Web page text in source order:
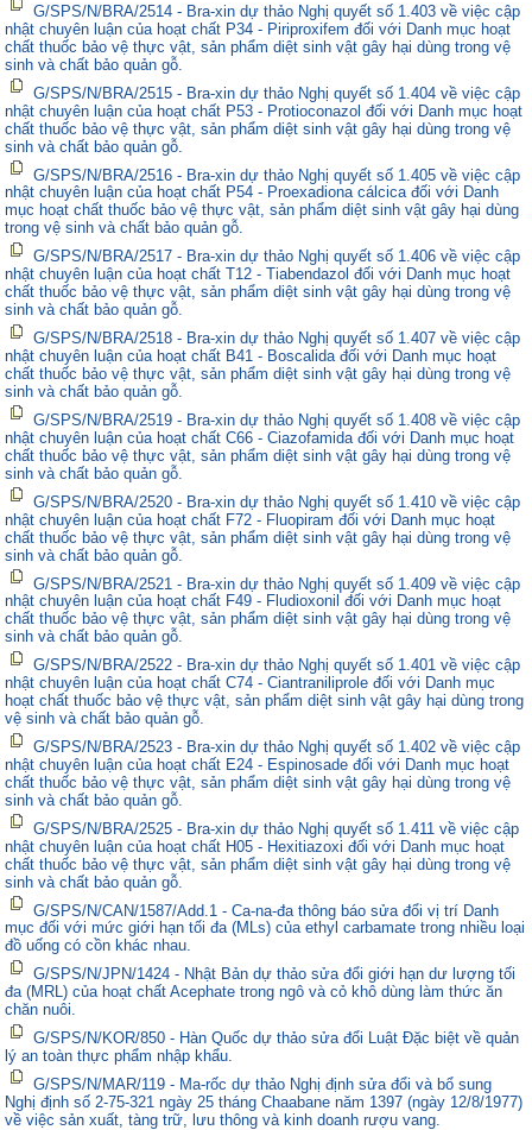
G/SPS/N/BRA/2514 - Bra-xin dự thảo Nghị quyết số 1.403 về việc cập
nhật chuyên luận của hoạt chất P34 - Piriproxifem đối với Danh mục hoạt
chất thuốc bảo vệ thực vật, sản phẩm diệt sinh vật gây hại dùng trong vệ
sinh và chất bảo quản gỗ.
G/SPS/N/BRA/2515 - Bra-xin dự thảo Nghị quyết số 1.404 về việc cập
nhật chuyên luận của hoạt chất P53 - Protioconazol đối với Danh mục hoạt
chất thuốc bảo vệ thực vật, sản phẩm diệt sinh vật gây hại dùng trong vệ
sinh và chất bảo quản gỗ.
G/SPS/N/BRA/2516 - Bra-xin dự thảo Nghị quyết số 1.405 về việc cập
nhật chuyên luận của hoạt chất P54 - Proexadiona cálcica đối với Danh
mục hoạt chất thuốc bảo vệ thực vật, sản phẩm diệt sinh vật gây hại dùng
trong vệ sinh và chất bảo quản gỗ.
G/SPS/N/BRA/2517 - Bra-xin dự thảo Nghị quyết số 1.406 về việc cập
nhật chuyên luận của hoạt chất T12 - Tiabendazol đối với Danh mục hoạt
chất thuốc bảo vệ thực vật, sản phẩm diệt sinh vật gây hại dùng trong vệ
sinh và chất bảo quản gỗ.
G/SPS/N/BRA/2518 - Bra-xin dự thảo Nghị quyết số 1.407 về việc cập
nhật chuyên luận của hoạt chất B41 - Boscalida đối với Danh mục hoạt
chất thuốc bảo vệ thực vật, sản phẩm diệt sinh vật gây hại dùng trong vệ
sinh và chất bảo quản gỗ.
G/SPS/N/BRA/2519 - Bra-xin dự thảo Nghị quyết số 1.408 về việc cập
nhật chuyên luận của hoạt chất C66 - Ciazofamida đối với Danh mục hoạt
chất thuốc bảo vệ thực vật, sản phẩm diệt sinh vật gây hại dùng trong vệ
sinh và chất bảo quản gỗ.
G/SPS/N/BRA/2520 - Bra-xin dự thảo Nghị quyết số 1.410 về việc cập
nhật chuyên luận của hoạt chất F72 - Fluopiram đối với Danh mục hoạt
chất thuốc bảo vệ thực vật, sản phẩm diệt sinh vật gây hại dùng trong vệ
sinh và chất bảo quản gỗ.
G/SPS/N/BRA/2521 - Bra-xin dự thảo Nghị quyết số 1.409 về việc cập
nhật chuyên luận của hoạt chất F49 - Fludioxonil đối với Danh mục hoạt
chất thuốc bảo vệ thực vật, sản phẩm diệt sinh vật gây hại dùng trong vệ
sinh và chất bảo quản gỗ.
G/SPS/N/BRA/2522 - Bra-xin dự thảo Nghị quyết số 1.401 về việc cập
nhật chuyên luận của hoạt chất C74 - Ciantraniliprole đối với Danh mục
hoạt chất thuốc bảo vệ thực vật, sản phẩm diệt sinh vật gây hại dùng trong
vệ sinh và chất bảo quản gỗ.
G/SPS/N/BRA/2523 - Bra-xin dự thảo Nghị quyết số 1.402 về việc cập
nhật chuyên luận của hoạt chất E24 - Espinosade đối với Danh mục hoạt
chất thuốc bảo vệ thực vật, sản phẩm diệt sinh vật gây hại dùng trong vệ
sinh và chất bảo quản gỗ.
G/SPS/N/BRA/2525 - Bra-xin dự thảo Nghị quyết số 1.411 về việc cập
nhật chuyên luận của hoạt chất H05 - Hexitiazoxi đối với Danh mục hoạt
chất thuốc bảo vệ thực vật, sản phẩm diệt sinh vật gây hại dùng trong vệ
sinh và chất bảo quản gỗ.
G/SPS/N/CAN/1587/Add.1 - Ca-na-đa thông báo sửa đổi vị trí Danh
mục đối với mức giới hạn tối đa (MLs) của ethyl carbamate trong nhiều loại
đồ uống có cồn khác nhau.
G/SPS/N/JPN/1424 - Nhật Bản dự thảo sửa đổi giới hạn dư lượng tối
đa (MRL) của hoạt chất Acephate trong ngô và cỏ khô dùng làm thức ăn
chăn nuôi.
G/SPS/N/KOR/850 - Hàn Quốc dự thảo sửa đổi Luật Đặc biệt về quản
lý an toàn thực phẩm nhập khẩu.
G/SPS/N/MAR/119 - Ma-rốc dự thảo Nghị định sửa đổi và bổ sung
Nghị định số 2-75-321 ngày 25 tháng Chaabane năm 1397 (ngày 12/8/1977)
về việc sản xuất, tàng trữ, lưu thông và kinh doanh rượu vang.